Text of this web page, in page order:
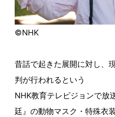
©NHK
昔話で起きた展開に対し、
判が行われるという
NHK教育テレビジョンで放
廷』の動物マスク・特殊衣